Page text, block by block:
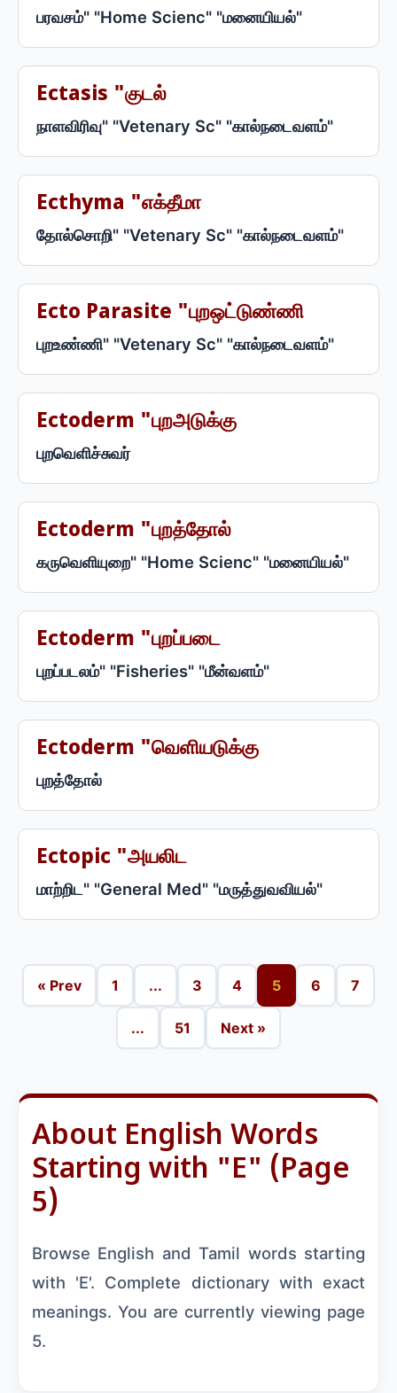
பரவசம்" "Home Scienc" "மனையியல்"
Ectasis "குடல்
நாளவிரிவு" "Vetenary Sc" "கால்நடைவளம்"
Ecthyma "எக்தீமா
தோல்சொறி" "Vetenary Sc" "கால்நடைவளம்"
Ecto Parasite "புறஒட்டுண்ணி
புறஉண்ணி" "Vetenary Sc" "கால்நடைவளம்"
Ectoderm "புறஅடுக்கு
புறவெளிச்சுவர்
Ectoderm "புறத்தோல்
கருவெளியுறை" "Home Scienc" "மனையியல்"
Ectoderm "புறப்படை
புறப்படலம்" "Fisheries" "மீன்வளம்"
Ectoderm "வெளியடுக்கு
புறத்தோல்
Ectopic "அயலிட
மாற்றிட" "General Med" "மருத்துவவியல்"
« Prev 1 ... 3 4 5 6 7
... 51 Next »
About English Words
Starting with "E" (Page
5)
Browse English and Tamil words starting
with 'E'. Complete dictionary with exact
meanings. You are currently viewing page
5.